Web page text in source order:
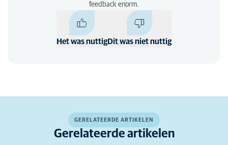
feedback enorm.
Het was nuttigDit was niet nuttig
GERELATEERDE ARTIKELEN
Gerelateerde artikelen